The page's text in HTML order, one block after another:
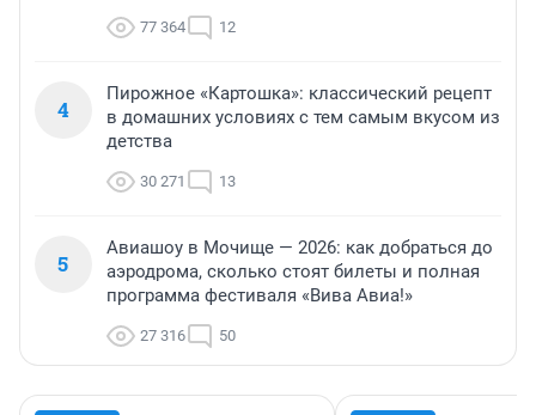
77 364 12
4
Пирожное «Картошка»: классический рецепт
в домашних условиях с тем самым вкусом из
детства
30 271 13
5
Авиашоу в Мочище — 2026: как добраться до
аэродрома, сколько стоят билеты и полная
программа фестиваля «Вива Авиа!»
27 316 50